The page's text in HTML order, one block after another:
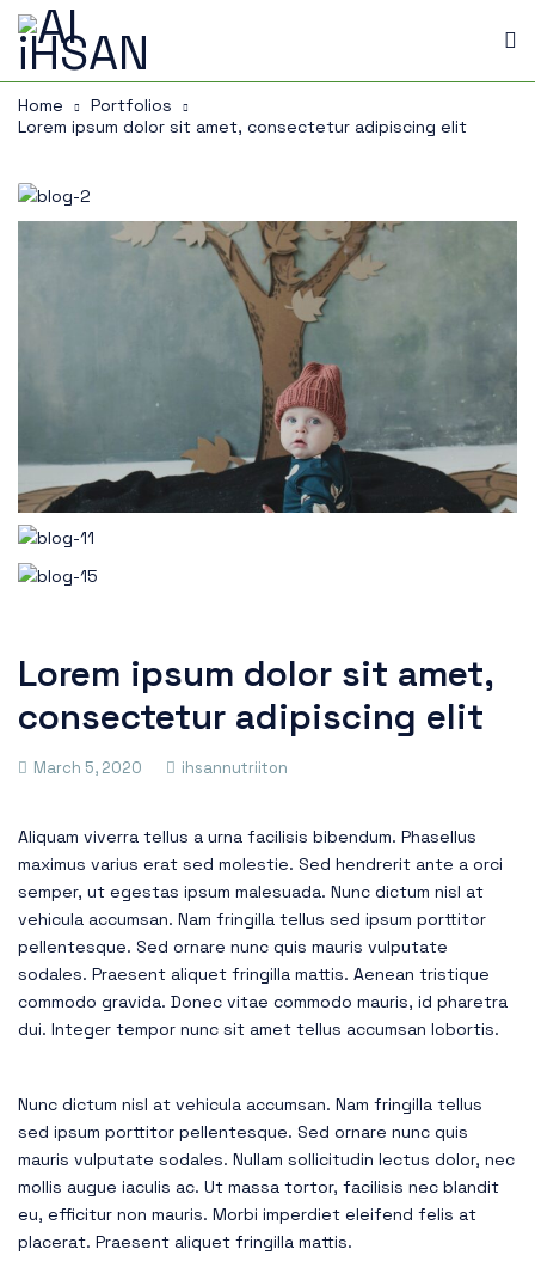
Home
Portfolios
Lorem ipsum dolor sit amet, consectetur adipiscing elit
Lorem ipsum dolor sit amet,
consectetur adipiscing elit
March 5, 2020 ihsannutriiton
Aliquam viverra tellus a urna facilisis bibendum. Phasellus
maximus varius erat sed molestie. Sed hendrerit ante a orci
semper, ut egestas ipsum malesuada. Nunc dictum nisl at
vehicula accumsan. Nam fringilla tellus sed ipsum porttitor
pellentesque. Sed ornare nunc quis mauris vulputate
sodales. Praesent aliquet fringilla mattis. Aenean tristique
commodo gravida. Donec vitae commodo mauris, id pharetra
dui. Integer tempor nunc sit amet tellus accumsan lobortis.
Nunc dictum nisl at vehicula accumsan. Nam fringilla tellus
sed ipsum porttitor pellentesque. Sed ornare nunc quis
mauris vulputate sodales. Nullam sollicitudin lectus dolor, nec
mollis augue iaculis ac. Ut massa tortor, facilisis nec blandit
eu, efficitur non mauris. Morbi imperdiet eleifend felis at
placerat. Praesent aliquet fringilla mattis.